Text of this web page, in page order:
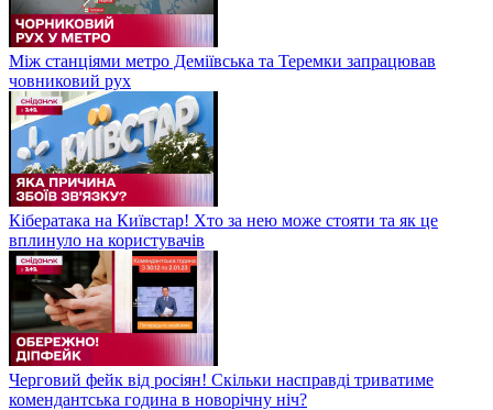
Між станціями метро Деміївська та Теремки запрацював
човниковий рух
Кібератака на Київстар! Хто за нею може стояти та як це
вплинуло на користувачів
Черговий фейк від росіян! Скільки насправді триватиме
комендантська година в новорічну ніч?